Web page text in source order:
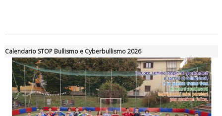
Calendario STOP Bullismo e Cyberbullismo 2026